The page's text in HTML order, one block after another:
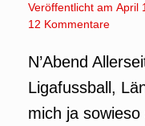
Veröffentlicht am April
12 Kommentare
N’Abend
Ligafussball,
mich ja